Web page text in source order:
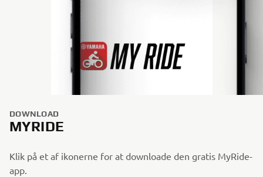
DOWNLOAD
MYRIDE
Klik på et af ikonerne for at downloade den gratis MyRide-
app.